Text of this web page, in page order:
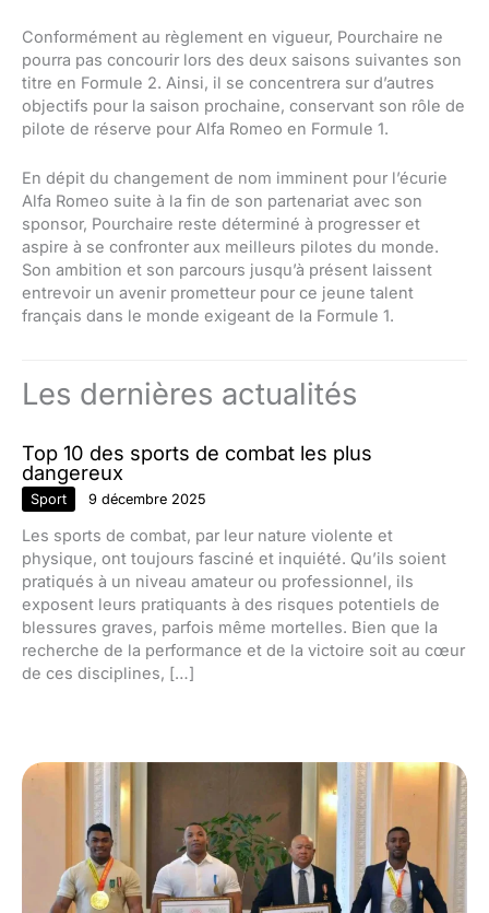
Conformément au règlement en vigueur, Pourchaire ne
pourra pas concourir lors des deux saisons suivantes son
titre en Formule 2. Ainsi, il se concentrera sur d’autres
objectifs pour la saison prochaine, conservant son rôle de
pilote de réserve pour Alfa Romeo en Formule 1.
En dépit du changement de nom imminent pour l’écurie
Alfa Romeo suite à la fin de son partenariat avec son
sponsor, Pourchaire reste déterminé à progresser et
aspire à se confronter aux meilleurs pilotes du monde.
Son ambition et son parcours jusqu’à présent laissent
entrevoir un avenir prometteur pour ce jeune talent
français dans le monde exigeant de la Formule 1.
Les dernières actualités
Top 10 des sports de combat les plus
dangereux
Sport 9 décembre 2025
Les sports de combat, par leur nature violente et
physique, ont toujours fasciné et inquiété. Qu’ils soient
pratiqués à un niveau amateur ou professionnel, ils
exposent leurs pratiquants à des risques potentiels de
blessures graves, parfois même mortelles. Bien que la
recherche de la performance et de la victoire soit au cœur
de ces disciplines, […]